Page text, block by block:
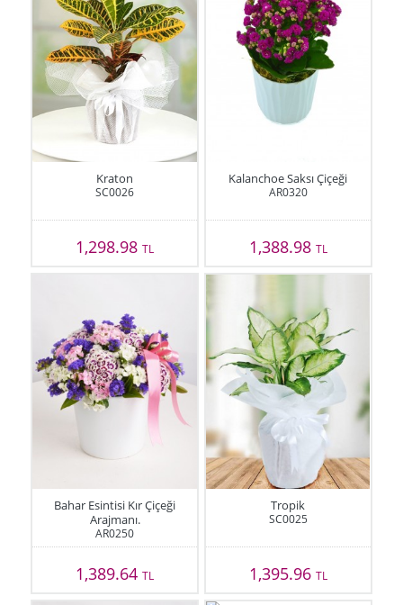
Kraton
SC0026
1,298.98TL
Kalanchoe Saksı Çiçeği
AR0320
1,388.98 TL
Bahar Esintisi Kır Çiçeği
Arajmanı.
AR0250
1,389.64TL
Tropik
SC0025
1,395.96 TL